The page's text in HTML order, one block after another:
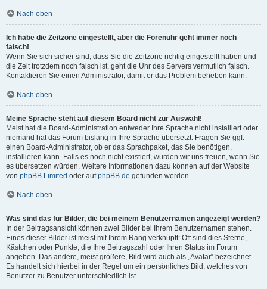
Nach oben
Ich habe die Zeitzone eingestellt, aber die Forenuhr geht immer noch
falsch!
Wenn Sie sich sicher sind, dass Sie die Zeitzone richtig eingestellt haben und
die Zeit trotzdem noch falsch ist, geht die Uhr des Servers vermutlich falsch.
Kontaktieren Sie einen Administrator, damit er das Problem beheben kann.
Nach oben
Meine Sprache steht auf diesem Board nicht zur Auswahl!
Meist hat die Board-Administration entweder Ihre Sprache nicht installiert oder
niemand hat das Forum bislang in Ihre Sprache übersetzt. Fragen Sie ggf.
einen Board-Administrator, ob er das Sprachpaket, das Sie benötigen,
installieren kann. Falls es noch nicht existiert, würden wir uns freuen, wenn Sie
es übersetzen würden. Weitere Informationen dazu können auf der Website
von phpBB Limited oder aufphpBB.de gefunden werden.
Nach oben
Was sind das für Bilder, die bei meinem Benutzernamen angezeigt werden?
In der Beitragsansicht können zwei Bilder bei Ihrem Benutzernamen stehen.
Eines dieser Bilder ist meist mit Ihrem Rang verknüpft: Oft sind dies Sterne,
Kästchen oder Punkte, die Ihre Beitragszahl oder Ihren Status im Forum
angeben. Das andere, meist größere, Bild wird auch als „Avatar“ bezeichnet.
Es handelt sich hierbei in der Regel um ein persönliches Bild, welches von
Benutzer zu Benutzer unterschiedlich ist.